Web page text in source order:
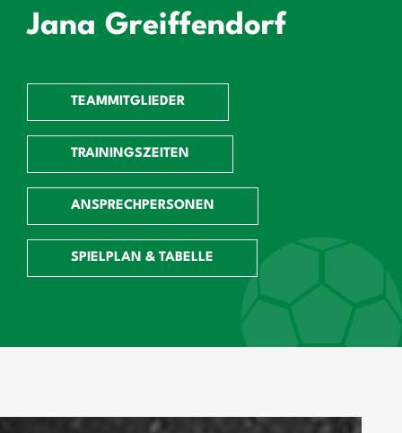
Jana Greiffendorf
TEAMMITGLIEDER
TRAININGSZEITEN
ANSPRECHPERSONEN
SPIELPLAN & TABELLE